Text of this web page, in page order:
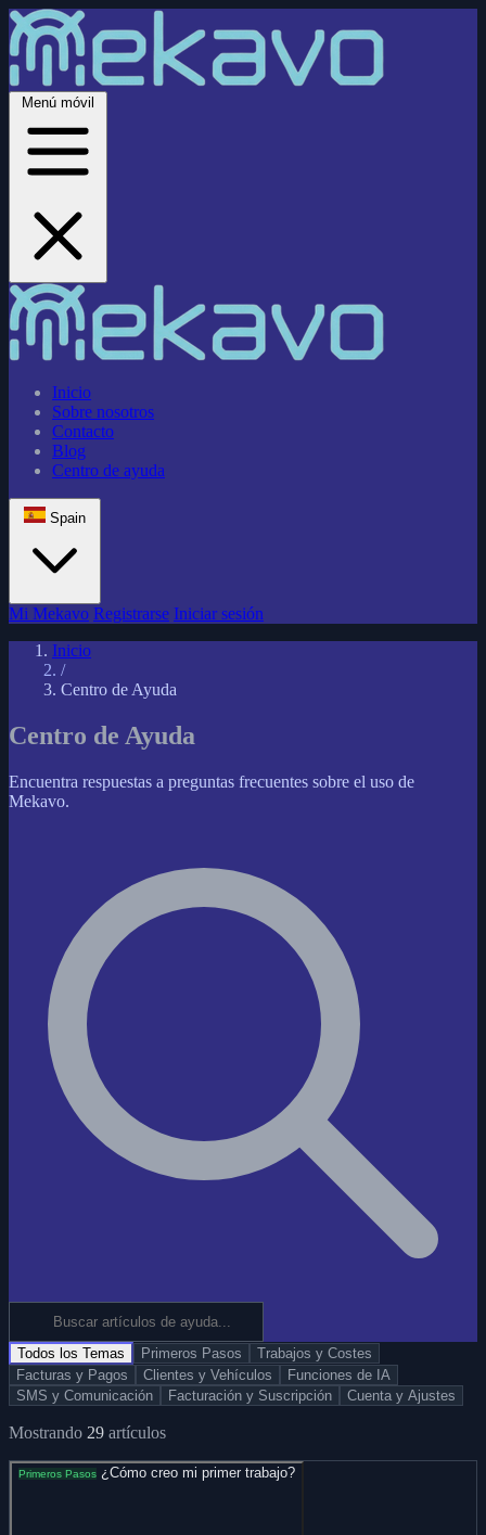
Menú móvil
Inicio
Sobre nosotros
Contacto
Blog
Centro de ayuda
Spain
Mi Mekavo Registrarse Iniciar sesión
Inicio
/
Centro de Ayuda
Centro de Ayuda
Encuentra respuestas a preguntas frecuentes sobre el uso de
Mekavo.
Todos los Temas Primeros Pasos
Trabajos y Costes
Facturas y Pagos
Clientes y Vehículos
Funciones de IA
SMS y Comunicación
Facturación y Suscripción Cuenta y Ajustes
Mostrando 29 artículos
Primeros Pasos ¿Cómo creo mi primer trabajo?